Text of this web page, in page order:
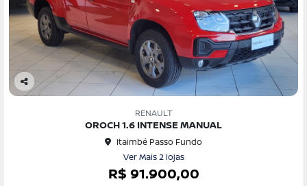
Co
RENAULT
OROCH 1.6 INTENSE MANUAL
Itaimbé Passo Fundo
Ver Mais 2 lojas
R$ 91.900,00